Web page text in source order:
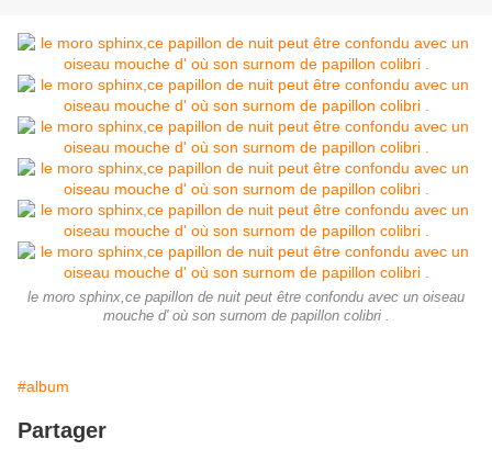
le moro sphinx,ce papillon de nuit peut être confondu avec un oiseau
mouche d' où son surnom de papillon colibri .
#album
Partager